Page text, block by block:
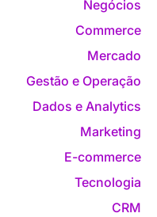
Negócios
Commerce
Mercado
Gestão e Operação
Dados e Analytics
Marketing
E-commerce
Tecnologia
CRM